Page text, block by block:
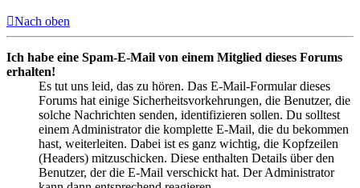
Nach oben
Ich habe eine Spam-E-Mail von einem Mitglied dieses Forums
erhalten!
Es tut uns leid, das zu hören. Das E-Mail-Formular dieses
Forums hat einige Sicherheitsvorkehrungen, die Benutzer, die
solche Nachrichten senden, identifizieren sollen. Du solltest
einem Administrator die komplette E-Mail, die du bekommen
hast, weiterleiten. Dabei ist es ganz wichtig, die Kopfzeilen
(Headers) mitzuschicken. Diese enthalten Details über den
Benutzer, der die E-Mail verschickt hat. Der Administrator